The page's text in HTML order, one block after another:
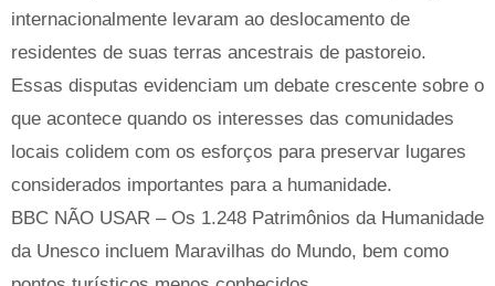
internacionalmente levaram ao deslocamento de
residentes de suas terras ancestrais de pastoreio.
Essas disputas evidenciam um debate crescente sobre o
que acontece quando os interesses das comunidades
locais colidem com os esforços para preservar lugares
considerados importantes para a humanidade.
BBC NÃO USAR – Os 1.248 Patrimônios da Humanidade
da Unesco incluem Maravilhas do Mundo, bem como